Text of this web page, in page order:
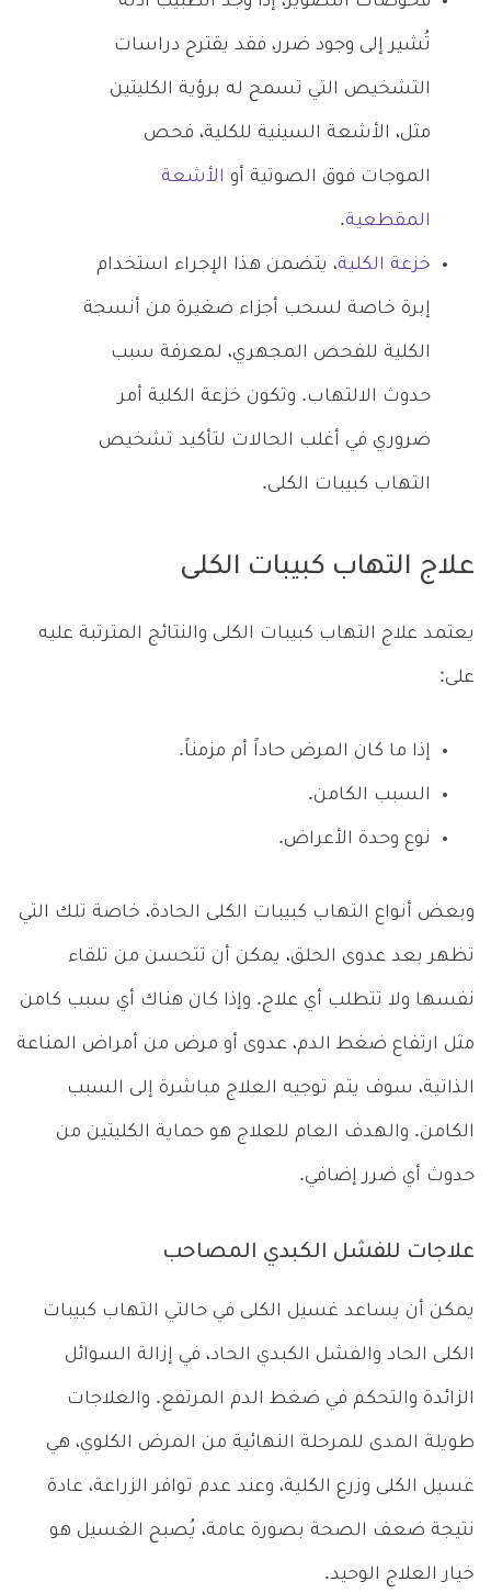
تُشير إلى وجود ضرر، فقد يقترح دراسات
التشخيص التي تسمح له برؤية الكليتين
مثل، الأشعة السينية للكلية، فحص
الموجات فوق الصوتية أو الأشعة
المقطعية.
خزعة الكلية، يتضمن هذا الإجراء استخدام
إبرة خاصة لسحب أجزاء صغيرة من أنسجة
الكلية للفحص المجهري، لمعرفة سبب
حدوث الالتهاب. وتكون خزعة الكلية أمر
ضروري في أغلب الحالات لتأكيد تشخيص
التهاب كبيبات الكلى.
علاج التهاب كبيبات الكلى
يعتمد علاج التهاب كبيبات الكلى والنتائج المترتبة عليه
على:
إذا ما كان المرض حاداً أم مزمناً.
السبب الكامن.
نوع وحدة الأعراض.
وبعض أنواع التهاب كبيبات الكلى الحادة، خاصة تلك التي
تظهر بعد عدوى الحلق، يمكن أن تتحسن من تلقاء
نفسها ولا تتطلب أي علاج. وإذا كان هناك أي سبب كامن
مثل ارتفاع ضغط الدم، عدوى أو مرض من أمراض المناعة
الذاتية، سوف يتم توجيه العلاج مباشرة إلى السبب
الكامن. والهدف العام للعلاج هو حماية الكليتين من
حدوث أي ضرر إضافي.
علاجات للفشل الكبدي المصاحب
يمكن أن يساعد غسيل الكلى في حالتي التهاب كبيبات
الكلى الحاد والفشل الكبدي الحاد، في إزالة السوائل
الزائدة والتحكم في ضغط الدم المرتفع. والعلاجات
طويلة المدى للمرحلة النهائية من المرض الكلوي، هي
غسيل الكلى وزرع الكلية، وعند عدم توافر الزراعة، عادة
نتيجة ضعف الصحة بصورة عامة، يُصبح الغسيل هو
خيار العلاج الوحيد.